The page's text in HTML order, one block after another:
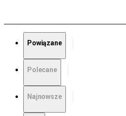
Powiązane
Polecane
Najnowsze